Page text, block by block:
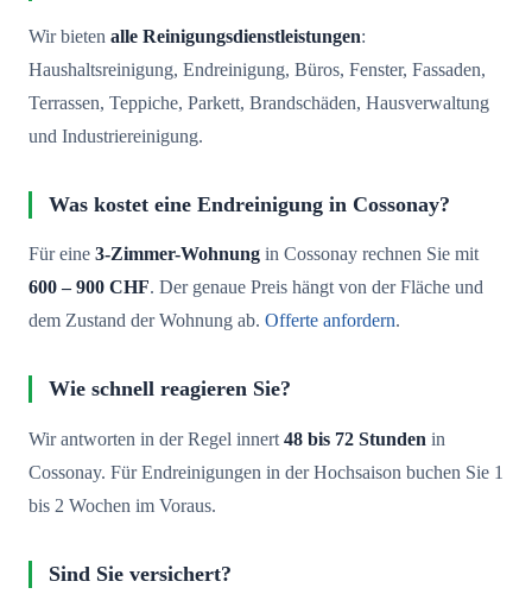
Wir bieten alle Reinigungsdienstleistungen:
Haushaltsreinigung, Endreinigung, Büros, Fenster, Fassaden,
Terrassen, Teppiche, Parkett, Brandschäden, Hausverwaltung
und Industriereinigung.
Was kostet eine Endreinigung in Cossonay?
Für eine 3-Zimmer-Wohnung in Cossonay rechnen Sie mit
600 – 900 CHF. Der genaue Preis hängt von der Fläche und
dem Zustand der Wohnung ab. Offerte anfordern.
Wie schnell reagieren Sie?
Wir antworten in der Regel innert 48 bis 72 Stunden in
Cossonay. Für Endreinigungen in der Hochsaison buchen Sie 1
bis 2 Wochen im Voraus.
Sind Sie versichert?